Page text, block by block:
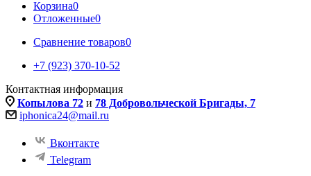
Корзина0
Отложенные0
Сравнение товаров0
+7 (923) 370-10-52
Контактная информация
Копылова 72 и 78 Добровольческой Бригады, 7
iphonica24@mail.ru
Вконтакте
Telegram